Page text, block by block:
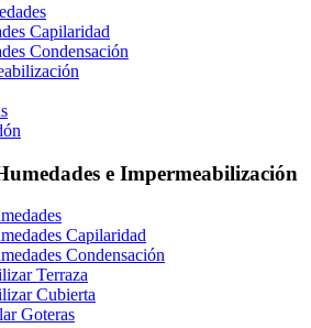
Capilaridad
Condensación
e Impermeabilización
Capilaridad
Condensación
Terraza
Cubierta
Goteras